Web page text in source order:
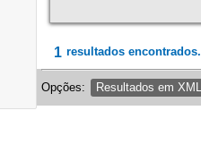
1 resultados encontrados.
Opções: Resultados em XML